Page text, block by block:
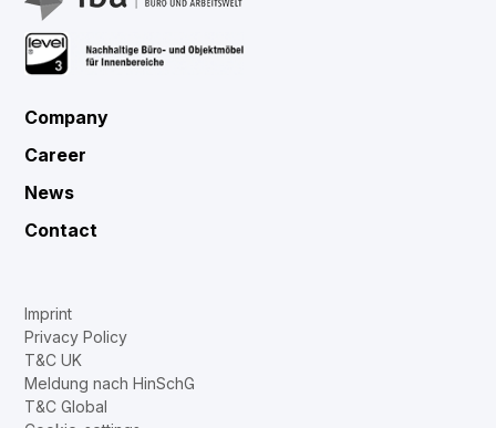
Company
Career
News
Contact
Imprint
Privacy Policy
T&C UK
Meldung nach HinSchG
T&C Global